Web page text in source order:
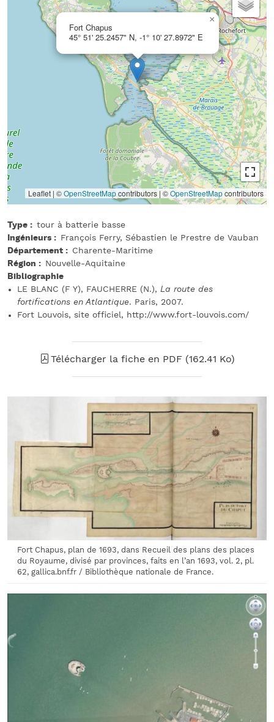
Fort Chapus
45° 51' 25.2457" N, -1° 10' 27.8972" E
×
Leaflet | ©OpenStreetMapcontributors | ©OpenStreetMapcontributors
Type
tour à batterie basse
Ingénieurs
François Ferry, Sébastien le Prestre de Vauban
Département
Charente-Maritime
Région
Nouvelle-Aquitaine
Bibliographie
LE BLANC (F Y), FAUCHERRE (N.), La route des
fortifications en Atlantique. Paris, 2007.
Fort Louvois, site officiel, http://www.fort-louvois.com/
Télécharger la fiche en PDF (162.41 Ko)
Fort Chapus, plan de 1693, dans Recueil des plans des places
du Royaume, divisé par provinces, faits en l’an 1693, vol. 2, pl.
62, gallica.bnf.fr / Bibliothèque nationale de France.